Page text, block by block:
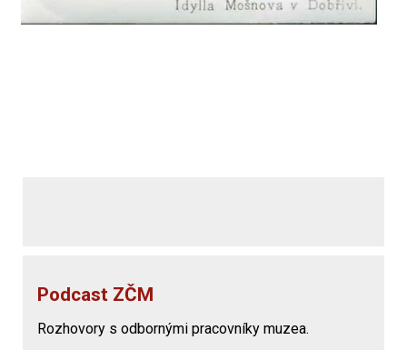
Podcast ZČM
Rozhovory s odbornými pracovníky muzea.